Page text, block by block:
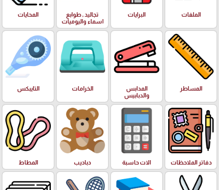
الملفات البرايات
تجاليد , طوابع
اسماء واليوميات
المحايات
المساطر
المدابس
والدبابيس
الخرامات التايبكس
دفاتر الملاحظات الات حاسبة دباديب المطاط